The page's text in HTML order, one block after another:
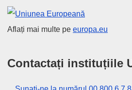
Uniunea Europeană
Aflați mai multe pe europa.eu
Contactați instituțiile